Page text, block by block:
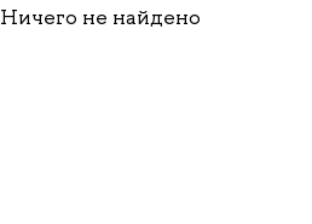
Ничего не найдено